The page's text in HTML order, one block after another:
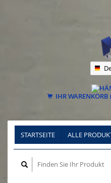
IHR WARENKORB
STARTSEITE ALLE